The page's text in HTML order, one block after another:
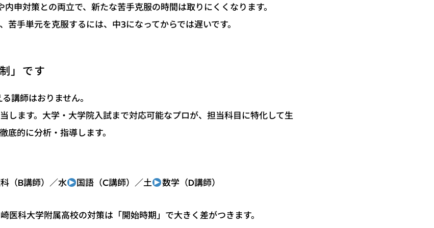
申対策との両立で、新たな苦手克服の時間は取りにくくなります。
苦手単元を克服するには、中3になってからでは遅いです。
」です
講師はおりません。
します。大学・大学院入試まで対応可能なプロが、担当科目に特化して生
底的に分析・指導します。
（B講師）／水 国語（C講師）／土 数学（D講師）
医科大学附属高校の対策は「開始時期」で大きく差がつきます。